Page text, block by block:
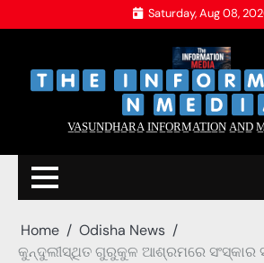
to
Saturday, Aug 08,
V̲A̲S̲U̲N̲D̲H̲A̲R̲A̲ I̲N̲F̲O̲R̲M̲A̲T̲I̲O̲N̲ A̲N̲D̲
Home
Odisha News
କୁନ୍ଦୁଲୀସ୍ଥିତ ଗୁରୁକୁଳ ଆଶ୍ରମରେ ସଂସ୍କାର